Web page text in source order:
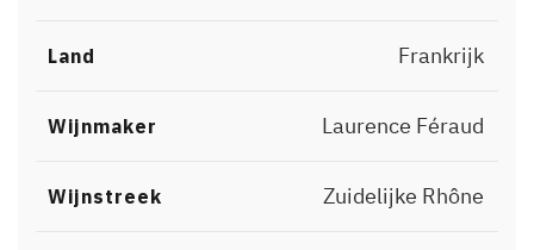
Land Frankrijk
Wijnmaker Laurence Féraud
Wijnstreek Zuidelijke Rhône